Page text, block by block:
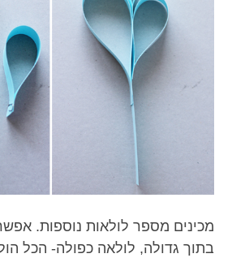
מכינים מספר לולאות נוספות.
בתוך גדולה, לולאה כפולה- הכל